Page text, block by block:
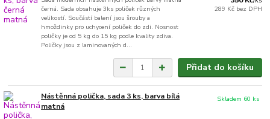
černá. Sada obsahuje 3ks poliček různých
velikostí. Součástí balení jsou šrouby a
hmoždinky pro uchycení poliček do zdi. Nosnost
poličky je od 5 kg do 15 kg podle kvality zdiva.
Poličky jsou z laminovaných d...
289 Kč bez DPH
Přidat do košíku
Nástěnná polička, sada 3 ks, barva bílá
matná
Skladem 60 ks